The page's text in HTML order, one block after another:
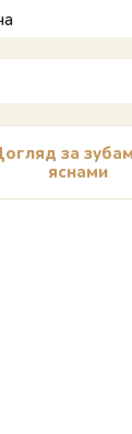
за
яснами